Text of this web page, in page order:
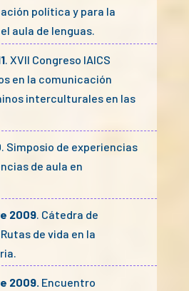
política y para la
aula de lenguas.
. XVII Congreso IAICS
en la comunicación
interculturales en las
. Simposio de experiencias
de aula en
2009. Cátedra de
de vida en la
2009. Encuentro